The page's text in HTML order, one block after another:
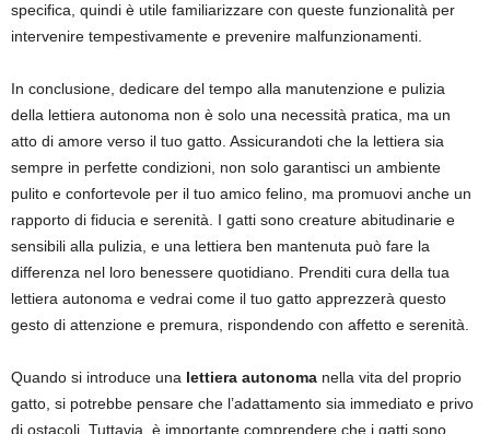
specifica, quindi è utile familiarizzare con queste funzionalità per
intervenire tempestivamente e prevenire malfunzionamenti.
In conclusione, dedicare del tempo alla manutenzione e pulizia
della lettiera autonoma non è solo una necessità pratica, ma un
atto di amore verso il tuo gatto. Assicurandoti che la lettiera sia
sempre in perfette condizioni, non solo garantisci un ambiente
pulito e confortevole per il tuo amico felino, ma promuovi anche un
rapporto di fiducia e serenità. I gatti sono creature abitudinarie e
sensibili alla pulizia, e una lettiera ben mantenuta può fare la
differenza nel loro benessere quotidiano. Prenditi cura della tua
lettiera autonoma e vedrai come il tuo gatto apprezzerà questo
gesto di attenzione e premura, rispondendo con affetto e serenità.
Quando si introduce una lettiera autonoma nella vita del proprio
gatto, si potrebbe pensare che l’adattamento sia immediato e privo
di ostacoli. Tuttavia, è importante comprendere che i gatti sono